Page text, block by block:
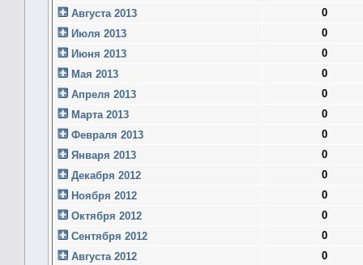
Августа 2013
0
Июля 2013
0
Июня 2013
0
Мая 2013
0
Апреля 2013
0
Марта 2013
0
Февраля 2013
0
Января 2013
0
Декабря 2012
0
Ноября 2012
0
Октября 2012
0
Сентября 2012
0
Августа 2012
0